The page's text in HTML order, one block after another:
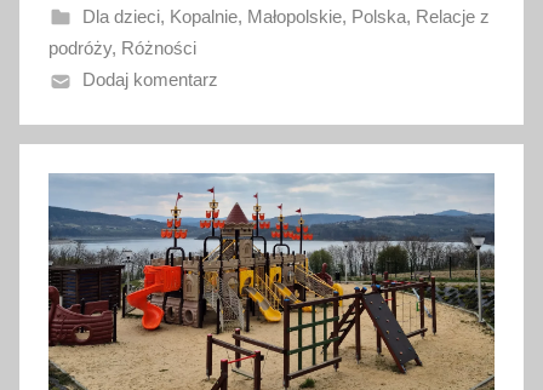
a
n
o
3
m
a
j
a
2
0
2
Dla dzieci, Kopalnie, Małopolskie, Polska, Relacje z
podróży, Różności
Dodaj komentarz